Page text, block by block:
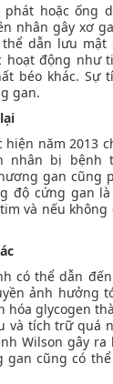
phát hoặc ống
nhân gây xơ
dẫn lưu
hoạt động như
béo khác. Sự
gan.
năm 2013
nhân bị bệnh
gan cũng
độ cứng gan
và nếu
có thể dẫn
ảnh hưởng
hóa glycogen
và tích trữ quá
Wilson gây
cũng có